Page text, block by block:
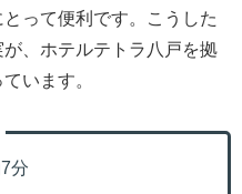
って便利です。こうした
、ホテルテトラ八戸を拠
います。
分